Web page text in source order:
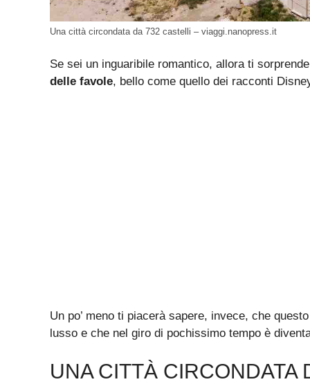
Una città circondata da 732 castelli – viaggi.nanopress.it
Se sei un inguaribile romantico, allora ti
delle favole, bello come quello dei racconti
Un po’ meno ti piacerà sapere, invece, che
lusso e che nel giro di pochissimo tempo è
UNA CITTÀ CIRCONDATA